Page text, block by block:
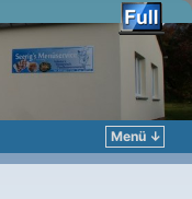
Menü ↓